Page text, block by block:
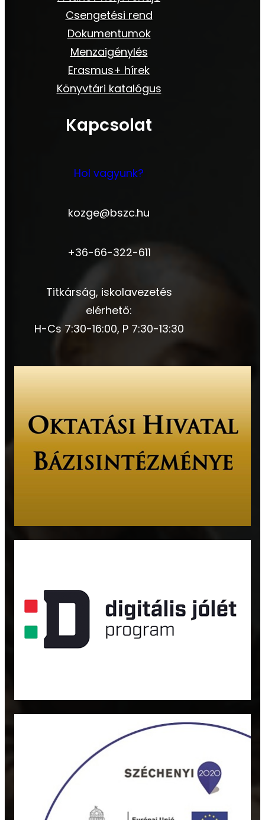
Csengetési rend
Dokumentumok
Menzaigénylés
Erasmus+ hírek
Könyvtári katalógus
Kapcsolat
Hol vagyunk?
kozge@bszc.hu
+36-66-322-611
Titkárság, iskolavezetés
elérhető:
H-Cs 7:30-16:00, P 7:30-13:30